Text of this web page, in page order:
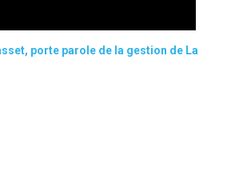
porte parole de la gestion de La